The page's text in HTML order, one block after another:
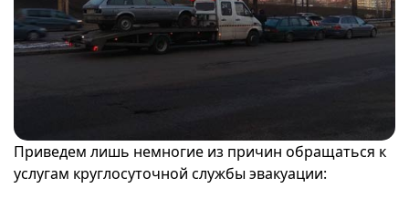
Приведем лишь немногие из причин обращаться к
услугам круглосуточной службы эвакуации: